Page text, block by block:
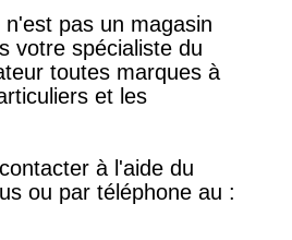
pas un magasin
votre spécialiste du
toutes marques à
et les
à l'aide du
ou par téléphone au :